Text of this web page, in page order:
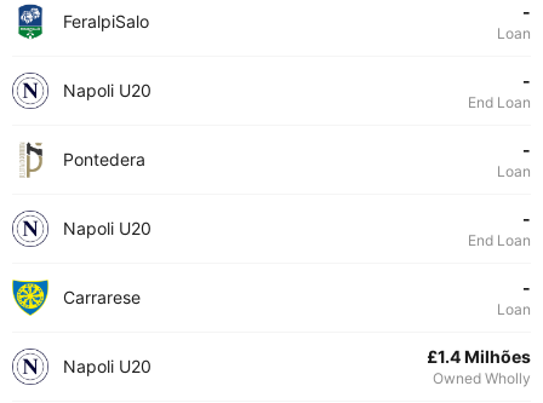
FeralpiSalo -
Loan
Napoli U20 -
End Loan
Pontedera -
Loan
Napoli U20 -
End Loan
Carrarese -
Loan
Napoli U20 £1.4 Milhões
Owned Wholly